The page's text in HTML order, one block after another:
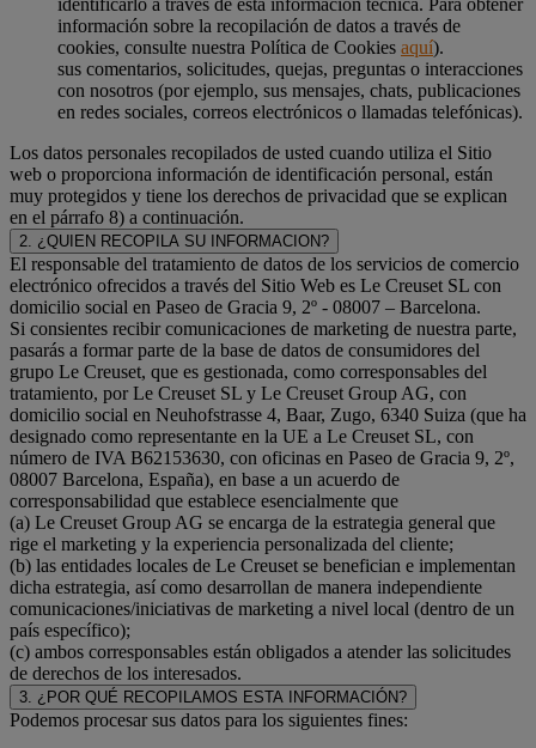
información sobre la recopilación de datos a través de
cookies, consulte nuestra Política de Cookies aquí).
sus comentarios, solicitudes, quejas, preguntas o interacciones
con nosotros (por ejemplo, sus mensajes, chats, publicaciones
en redes sociales, correos electrónicos o llamadas telefónicas).
Los datos personales recopilados de usted cuando utiliza el Sitio
web o proporciona información de identificación personal, están
muy protegidos y tiene los derechos de privacidad que se explican
en el párrafo 8) a continuación.
2. ¿QUIEN RECOPILA SU INFORMACION?
El responsable del tratamiento de datos de los servicios de comercio
electrónico ofrecidos a través del Sitio Web es Le Creuset SL con
domicilio social en Paseo de Gracia 9, 2º - 08007 – Barcelona.
Si consientes recibir comunicaciones de marketing de nuestra parte,
pasarás a formar parte de la base de datos de consumidores del
grupo Le Creuset, que es gestionada, como corresponsables del
tratamiento, por Le Creuset SL y Le Creuset Group AG, con
domicilio social en Neuhofstrasse 4, Baar, Zugo, 6340 Suiza (que ha
designado como representante en la UE a Le Creuset SL, con
número de IVA B62153630, con oficinas en Paseo de Gracia 9, 2º,
08007 Barcelona, España), en base a un acuerdo de
corresponsabilidad que establece esencialmente que
(a) Le Creuset Group AG se encarga de la estrategia general que
rige el marketing y la experiencia personalizada del cliente;
(b) las entidades locales de Le Creuset se benefician e implementan
dicha estrategia, así como desarrollan de manera independiente
comunicaciones/iniciativas de marketing a nivel local (dentro de un
país específico);
(c) ambos corresponsables están obligados a atender las solicitudes
de derechos de los interesados.
3. ¿POR QUÉ RECOPILAMOS ESTA INFORMACIÓN?
Podemos procesar sus datos para los siguientes fines: